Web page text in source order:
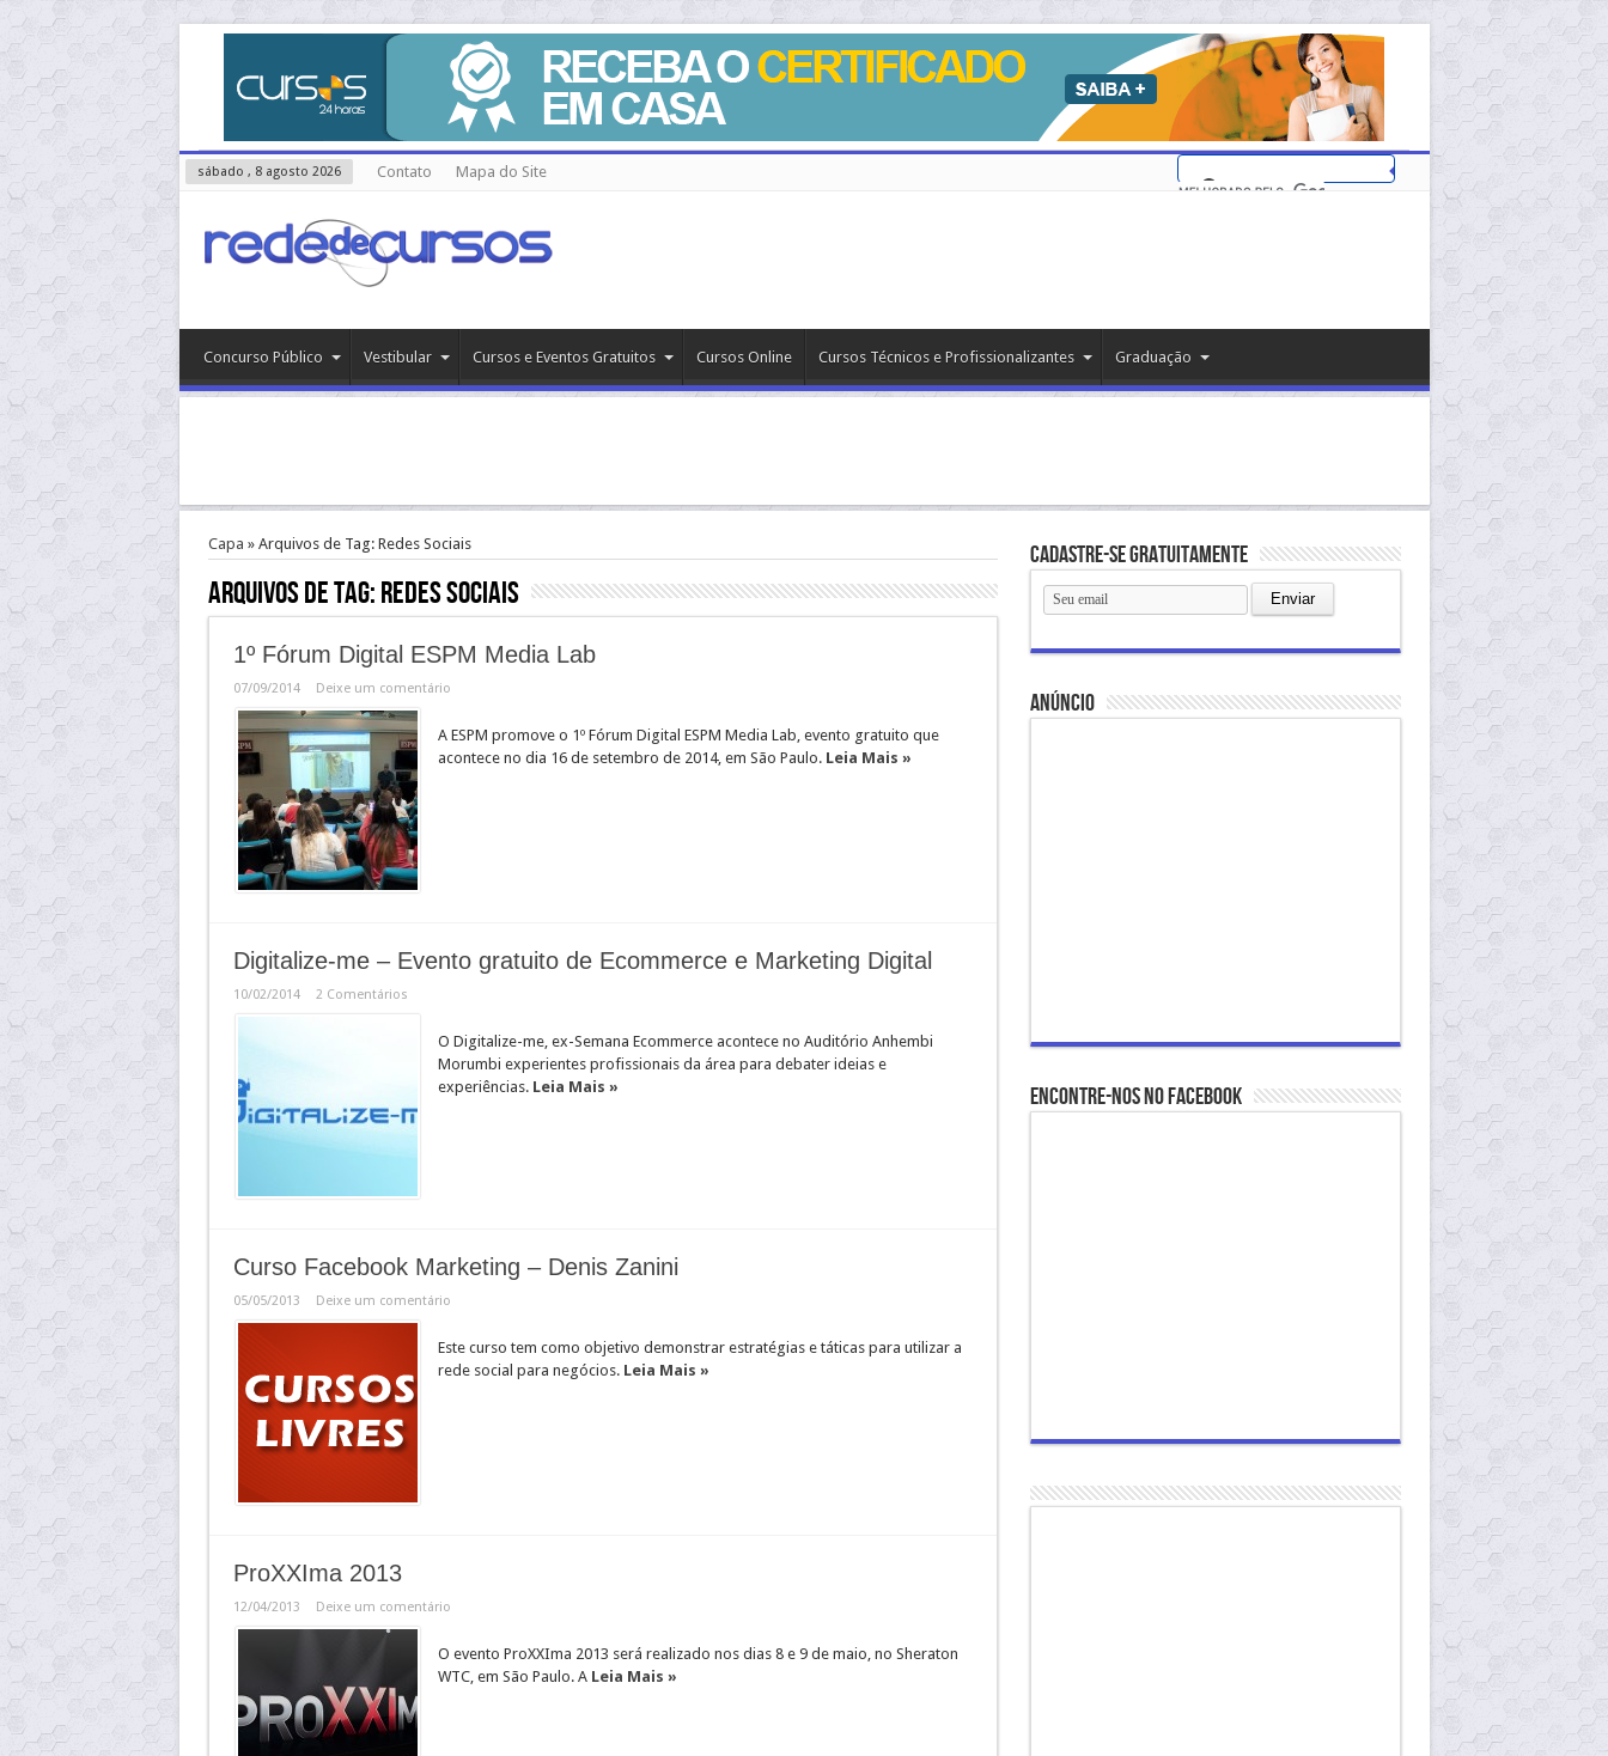
sábado , 8 agosto 2026 Contato Mapa do Site
Concurso Público Vestibular Cursos e Eventos Gratuitos Cursos Online Cursos Técnicos e Profissionalizantes Graduação
Capa » Arquivos de Tag: Redes Sociais
Arquivos de Tag:Redes Sociais
1º Fórum Digital ESPM Media Lab
07/09/2014 Deixe um comentário
A ESPM promove o 1º Fórum Digital ESPM Media Lab, evento gratuito que
acontece no dia 16 de setembro de 2014, em São Paulo. Leia Mais »
Digitalize-me – Evento gratuito de Ecommerce e Marketing Digital
10/02/2014 2 Comentários
O Digitalize-me, ex-Semana Ecommerce acontece no Auditório Anhembi
Morumbi experientes profissionais da área para debater ideias e
experiências. Leia Mais »
Curso Facebook Marketing – Denis Zanini
05/05/2013 Deixe um comentário
Este curso tem como objetivo demonstrar estratégias e táticas para utilizar a
rede social para negócios. Leia Mais »
ProXXIma 2013
12/04/2013 Deixe um comentário
O evento ProXXIma 2013 será realizado nos dias 8 e 9 de maio, no Sheraton
WTC, em São Paulo. A Leia Mais »
Cadastre-se gratuitamente
anúncio
Encontre-nos no Facebook